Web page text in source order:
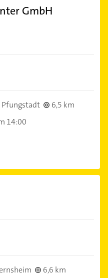
GmbH
6,5 km
14:00
6,6 km